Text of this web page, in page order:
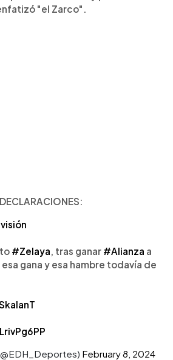
"el Zarco".
#Zelaya , tras ganar #Alianza a
esa gana y esa hambre todavía de
February 8, 2024